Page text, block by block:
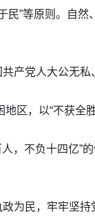
”等原则。自
产党人大公无
，以“不获全
，不负十四亿
为民，牢牢坚